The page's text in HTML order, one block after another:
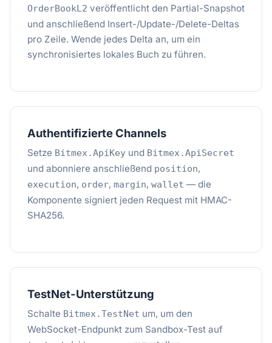
OrderBookL2 veröffentlicht den Partial-Snapshot
und anschließend Insert-/Update-/Delete-Deltas
pro Zeile. Wende jedes Delta an, um ein
synchronisiertes lokales Buch zu führen.
Authentifizierte Channels
Setze Bitmex.ApiKey und Bitmex.ApiSecret
und abonniere anschließend position,
execution, order, margin, wallet — die
Komponente signiert jeden Request mit HMAC-
SHA256.
TestNet-Unterstützung
Schalte Bitmex.TestNet um, um den
WebSocket-Endpunkt zum Sandbox-Test auf